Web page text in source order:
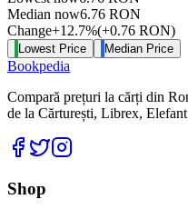
Median now6.76 RON
Change+12.7%(+0.76 RON)
Lowest Price Median Price
Bookpedia
Compară prețuri la cărți din
de la Cărturești, Librex,
Facebook
Twitter
Shop